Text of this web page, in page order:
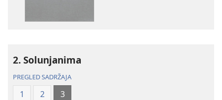
2. Solunjanima
PREGLED SADRŽAJA
1 2 3